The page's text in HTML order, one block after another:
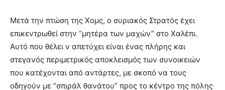
Μετά την πτώση της Χομς, ο συριακός Στρατός έχει
επικεντρωθεί στην “μητέρα των μαχών” στο Χαλέπι.
Αυτό που θέλει ν απετύχει είναι ένας πλήρης και
στεγανός περιμετρικός αποκλεισμός των συνοικειών
που κατέχονται από αντάρτες, με σκοπό να τους
οδηγούν με “σπιράλ θανάτου” προς το κέντρο της πόλης